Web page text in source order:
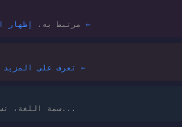
input#email لا يحتوي على عنصر label مرتبط به. إظهار العنصر ←
تعرف على المزيد ←
سمة اللغة، تسلسل العناوين، نص الروابط، مؤشرات التركيز...